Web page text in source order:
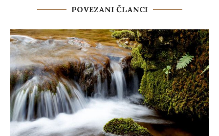
POVEZANI ČLANCI